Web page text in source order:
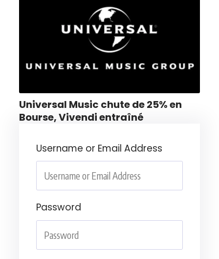
Universal Music chute de 25% en
Bourse, Vivendi entraîné
Username or Email Address
Password